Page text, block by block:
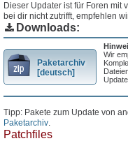
Dieser Updater ist für Foren mit
bei dir nicht zutrifft, empfehlen
Downloads:
Paketarchiv
[deutsch]
Wir
Tipp: Pakete zum Update von
Paketarchiv
Patchfiles